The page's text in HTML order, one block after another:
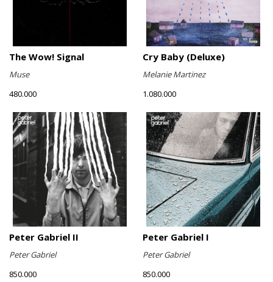
The Wow! Signal
Muse
480.000
Cry Baby (Deluxe)
Melanie Martinez
1.080.000
Peter Gabriel II
Peter Gabriel
850.000
Peter Gabriel I
Peter Gabriel
850.000